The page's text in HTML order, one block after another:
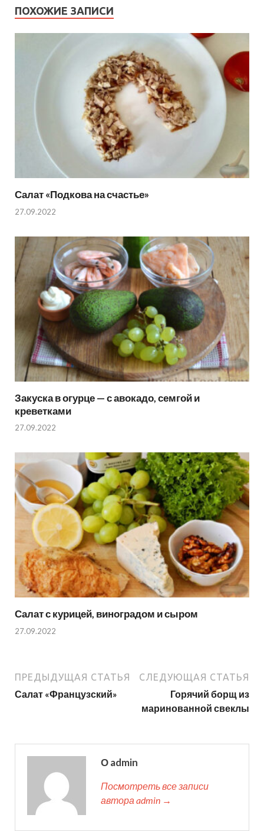
ПОХОЖИЕ ЗАПИСИ
Салат «Подкова на счастье»
27.09.2022
Закуска в огурце — с авокадо, семгой и
креветками
27.09.2022
Салат с курицей, виноградом и сыром
27.09.2022
ПРЕДЫДУЩАЯ СТАТЬЯ
Салат «Французский»
СЛЕДУЮЩАЯ СТАТЬЯ
Горячий борщ из
маринованной свеклы
О admin
Посмотреть все записи
автора admin →